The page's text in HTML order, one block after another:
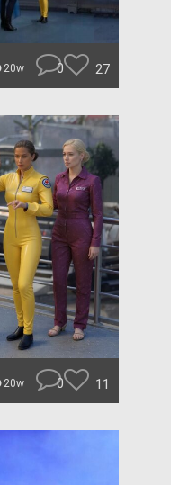
20w 0 27
20w 0 11